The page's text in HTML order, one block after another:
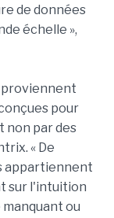
de données
échelle »,
proviennent
pour
non par des
« De
appartiennent
sur l'intuition
ou